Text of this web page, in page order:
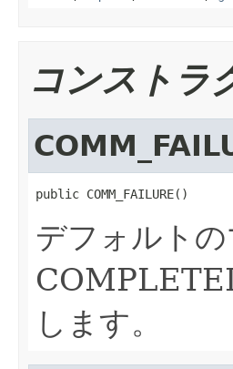
コンストラ
public COMM_FAILURE()
デフォルト
します。